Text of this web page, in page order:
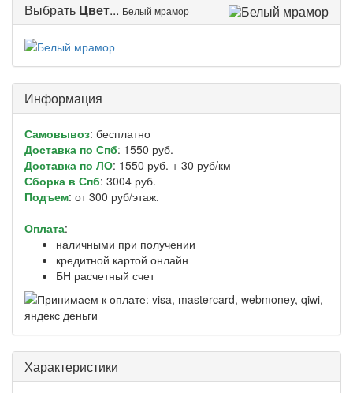
Выбрать Цвет... Белый мрамор
Информация
Самовывоз: бесплатно
Доставка по Спб: 1550 руб.
Доставка по ЛО: 1550 руб. + 30 руб/км
Сборка в Спб: 3004 руб.
Подъем: от 300 руб/этаж.
Оплата:
наличными при получении
кредитной картой онлайн
БН расчетный счет
Характеристики